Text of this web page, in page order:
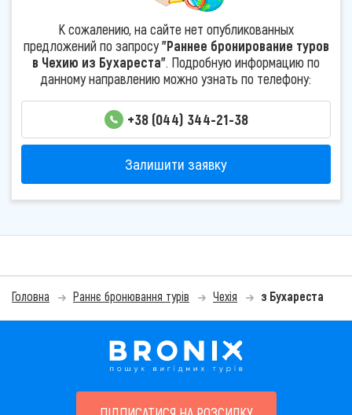
К сожалению, на сайте нет опубликованных
предложений по запросу"Раннее бронирование туров
в Чехию из Бухареста". Подробную информацию по
данному направлению можно узнать по телефону:
+38 (044) 344-21-38
Залишити заявку
Головна Раннє бронювання турів Чехія з Бухареста